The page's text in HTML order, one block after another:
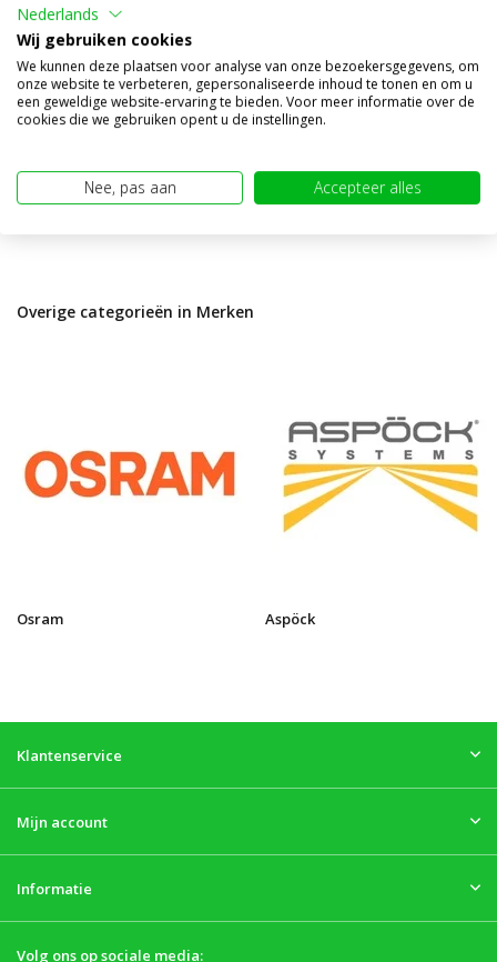
Achterlicht 3 functies witte
lens met kentekenverlichting
Vergelijk
Op voorraad
€59,95 €34,95
Vergelijk
Op voorraad
€54,95 €34,95
Overige categorieën in Merken
Osram Aspöck
Klantenservice
Mijn account
Informatie
Volg ons op sociale media:
Nederlands
Wij gebruiken cookies
We kunnen deze plaatsen voor analyse van onze bezoekersgegevens, om
onze website te verbeteren, gepersonaliseerde inhoud te tonen en om u
een geweldige website-ervaring te bieden. Voor meer informatie over de
cookies die we gebruiken opent u de instellingen.
Nee, pas aan Accepteer alles